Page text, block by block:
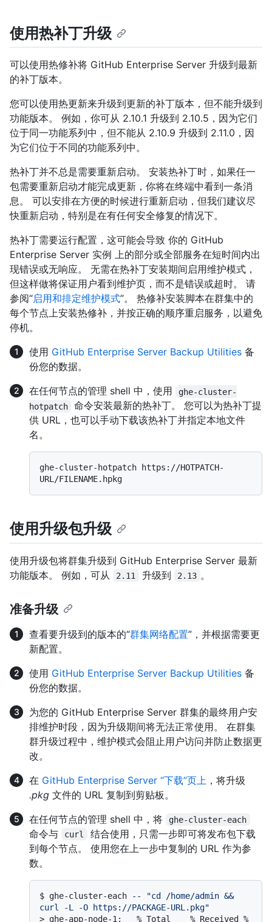
使用热补丁升级
可以使用热修补将 GitHub Enterprise Server 升级到最新
的补丁版本。
您可以使用热更新来升级到更新的补丁版本，但不能升级到
功能版本。 例如，你可从 2.10.1 升级到 2.10.5，因为它们
位于同一功能系列中，但不能从 2.10.9 升级到 2.11.0，因
为它们位于不同的功能系列中。
热补丁并不总是需要重新启动。 安装热补丁时，如果任一
包需要重新启动才能完成更新，你将在终端中看到一条消
息。 可以安排在方便的时候进行重新启动，但我们建议尽
快重新启动，特别是在有任何安全修复的情况下。
热补丁需要运行配置，这可能会导致 你的 GitHub
Enterprise Server 实例 上的部分或全部服务在短时间内出
现错误或无响应。 无需在热补丁安装期间启用维护模式，
但这样做将保证用户看到维护页，而不是错误或超时。 请
参阅“启用和排定维护模式”。 热修补安装脚本在群集中的
每个节点上安装热修补，并按正确的顺序重启服务，以避免
停机。
使用 GitHub Enterprise Server Backup Utilities 备
份您的数据。
在任何节点的管理 shell 中，使用
ghe-cluster-
hotpatch
命令安装最新的热补丁。 您可以为热补丁提
供 URL，也可以手动下载该热补丁并指定本地文件
名。
ghe-cluster-hotpatch https://HOTPATCH-
使用升级包升级
使用升级包将群集升级到 GitHub Enterprise Server 最新
功能版本。 例如，可从
2.11 升级到 2.13 。
准备升级
查看要升级到的版本的“群集网络配置”，并根据需要更
新配置。
使用 GitHub Enterprise Server Backup Utilities 备
份您的数据。
为您的 GitHub Enterprise Server 群集的最终用户安
排维护时段，因为升级期间将无法正常使用。 在群集
群升级过程中，维护模式会阻止用户访问并防止数据更
改。
在 GitHub Enterprise Server “下载”页上 ，将升级
.pkg 文件的 URL 复制到剪贴板。
在任何节点的管理 shell 中，将
ghe-cluster-each
命令与 curl
结合使用，只需一步即可将发布包下载
到每个节点。 使用您在上一步中复制的 URL 作为参
数。
$ ghe-cluster-each --
"cd /home/admin &&
curl -L -O https://PACKAGE-URL.pkg"
> ghe-app-node-1:   % Total    % Received %